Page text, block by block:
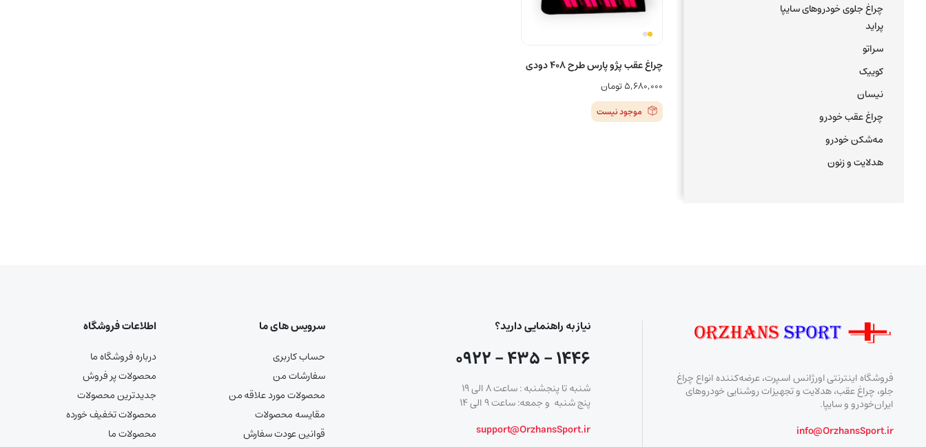
چراغ عقب پژو پارس طرح ۴۰۸ دودی
۵,۶۸۰,۰۰۰تومان
موجود نیست
چراغ جلوی خودروهای سایپا
پراید
سراتو
کوییک
نیسان
چراغ عقب خودرو
مه‌شکن خودرو
هدلایت و زنون
فروشگاه اینترنتی اورژانس اسپرت، عرضه‌کننده انواع چراغ
جلو، چراغ عقب، هدلایت و تجهیزات روشنایی خودروهای
ایران‌خودرو و سایپا.
info@OrzhansSport.ir
نیاز به راهنمایی دارید؟
۱۴۴۶ – ۴۳۵ – ۰۹۲۲
شنبه تا پنجشنبه : ساعت ۸ الی ۱۹
پنج شنبه و جمعه: ساعت ۹ الی ۱۴
support@OrzhansSport.ir
سرویس های ما
حساب کاربری
سفارشات من
محصولات مورد علاقه من
مقایسه محصولات
قوانین عودت سفارش
اطلاعات فروشگاه
درباره فروشگاه ما
محصولات پر فروش
جدیدترین محصولات
محصولات تخفیف خورده
محصولات ما